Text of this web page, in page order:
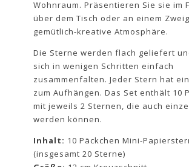
Wohnraum. Präsentieren Sie sie im
über dem Tisch oder an einem
gemütlich-kreative Atmosphäre.
Die Sterne werden flach geliefert
sich in wenigen Schritten einfach
zusammenfalten. Jeder Stern hat
zum Aufhängen. Das Set enthält 10
mit jeweils 2 Sternen, die auch
werden können.
Inhalt: 10 Päckchen Mini-
(insgesamt 20 Sterne)